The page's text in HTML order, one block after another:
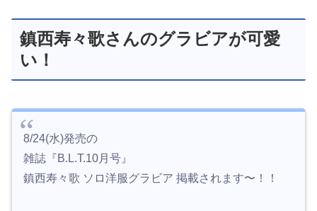
鎮西寿々歌さんのグラビアが可愛
い！
8/24(水)発売の
雑誌『B.L.T.10月号』
鎮西寿々歌 ソロ洋服グラビア 掲載されます〜！！